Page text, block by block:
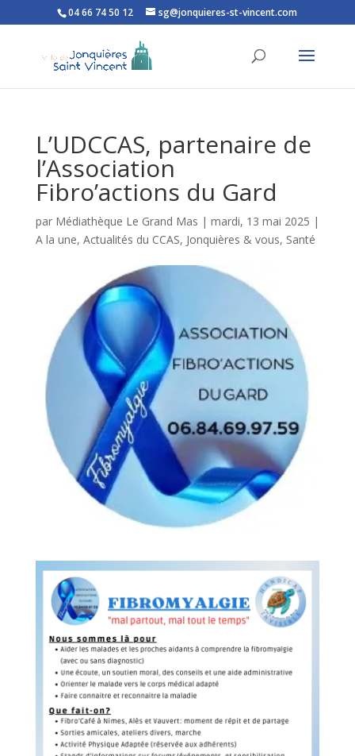
Ouvrir la barre d’outils
04 66 74 50 12 sg@jonquieres-st-vincent.com
L’UDCCAS, partenaire de
l’Association
Fibro’actions du Gard
par Médiathèque Le Grand Mas | mardi, 13 mai 2025 |
A la une, Actualités du CCAS, Jonquières & vous, Santé